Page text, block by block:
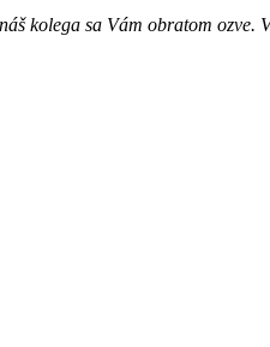
kolega sa Vám obratom ozve.